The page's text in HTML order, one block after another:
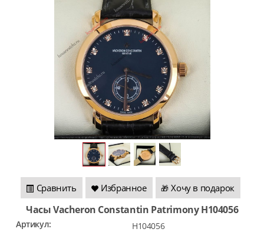
Сравнить Избранное 🎁 Хочу в подарок
Часы Vacheron Constantin Patrimony H104056
Артикул:
H104056